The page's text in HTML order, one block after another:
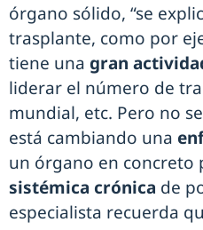
órgano sólido, “se
trasplante, como por
tiene una gran
liderar el número de
mundial, etc. Pero no
está cambiando una
un órgano en concreto
sistémica crónica de
especialista recuerda